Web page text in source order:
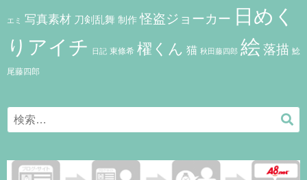
エミ 写真素材 刀剣乱舞 制作 怪盗ジョーカー 日めく
りアイチ
日記 東條希 櫂くん 猫 秋田藤四郎 絵落描 鯰
尾藤四郎
Search
for:
検